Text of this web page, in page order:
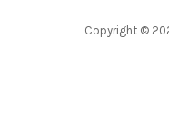
Copyright ©